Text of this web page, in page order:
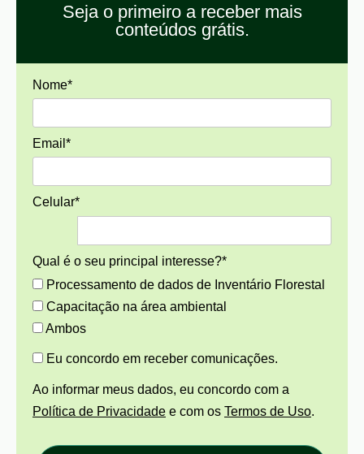
Seja o primeiro a receber mais
conteúdos grátis.
Nome*
Email*
Celular*
Qual é o seu principal interesse?*
Processamento de dados de Inventário Florestal
Capacitação na área ambiental
Ambos
Eu concordo em receber comunicações.
Ao informar meus dados, eu concordo com a
Política de Privacidade e com os Termos de Uso.